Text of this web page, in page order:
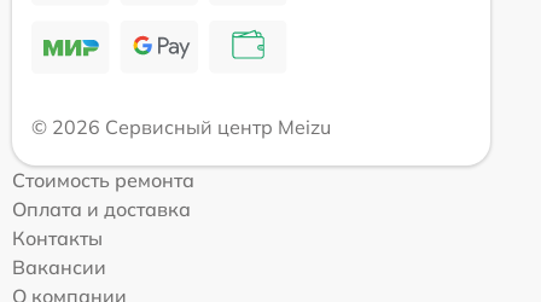
© 2026 Сервисный центр Meizu
Стоимость ремонта
Оплата и доставка
Контакты
Вакансии
О компании